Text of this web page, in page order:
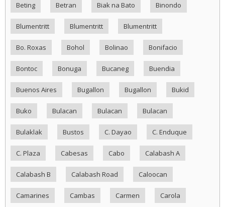
Beting Betran Biak na Bato Binondo
Blumentritt Blumentritt Blumentritt
Bo. Roxas Bohol Bolinao Bonifacio
Bontoc Bonuga Bucaneg Buendia
Buenos Aires Bugallon Bugallon Bukid
Buko Bulacan Bulacan Bulacan
Bulaklak Bustos C. Dayao C. Enduque
C. Plaza Cabesas Cabo Calabash A
Calabash B Calabash Road Caloocan
Camarines Cambas Carmen Carola